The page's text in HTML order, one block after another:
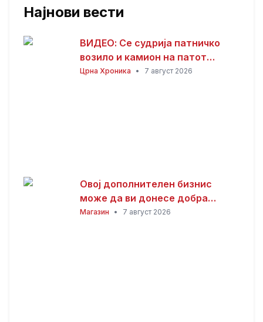
Најнови вести
ВИДЕО: Се судрија патничко
возило и камион на патот
Гостивар – Страж
Црна Хроника • 7 август 2026
Овој дополнителен бизнис
може да ви донесе добра
заработка од дома: Не ви треба
Магазин • 7 август 2026